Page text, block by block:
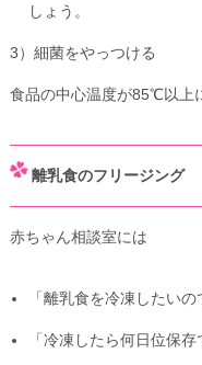
しょう。
3）細菌をやっつける
食品の中心温度が85℃以上
離乳食のフリージング
赤ちゃん相談室には
「離乳食を冷凍したい
「冷凍したら何日位保存